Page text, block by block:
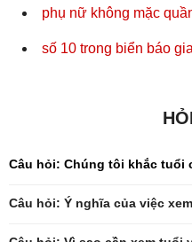
phụ nữ không mặc
số 10 trong biển báo
Câu hỏi: Chúng tôi khắc tuổi